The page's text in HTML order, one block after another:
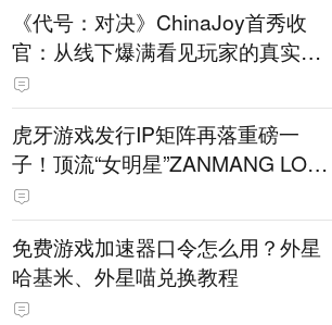
《代号：对决》ChinaJoy首秀收
官：从线下爆满看见玩家的真实期
待
虎牙游戏发行IP矩阵再落重磅一
子！顶流“女明星”ZANMANG LOO
PY 正版3D消除手游《消消奇遇》
惊喜曝光
免费游戏加速器口令怎么用？外星
哈基米、外星喵兑换教程